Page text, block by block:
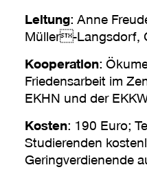
Leitung: Anne
Müller-Langsdorf,
Kooperation:
Friedensarbeit im
EKHN und der
Kosten: 190 Euro;
Studierenden
Geringverdienende